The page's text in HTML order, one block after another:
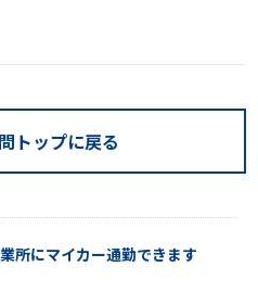
トップに戻る
所にマイカー通勤できます